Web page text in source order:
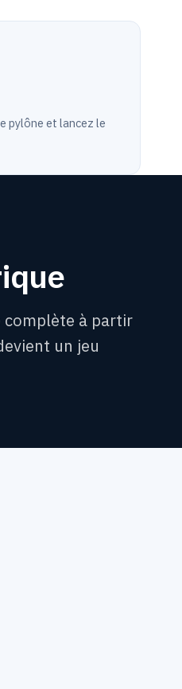
pylône et lancez le
à partir
un jeu